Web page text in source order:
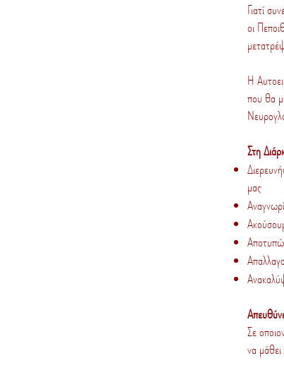
Γιατί
οι
Η
που θα
Στη
μας
Σε
να